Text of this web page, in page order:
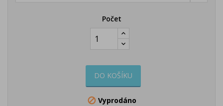
Počet
DO KOŠÍKU
 Vyprodáno